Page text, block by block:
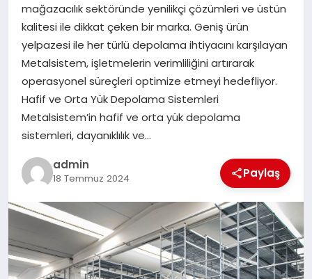
SAĞLIK
SIYASET
SPOR
TEKNOLOJI
YAŞAM
mağazacılık sektöründe yenilikçi çözümleri ve üstün
kalitesi ile dikkat çeken bir marka. Geniş ürün
yelpazesi ile her türlü depolama ihtiyacını karşılayan
Metalsistem, işletmelerin verimliliğini artırarak
operasyonel süreçleri optimize etmeyi hedefliyor.
Hafif ve Orta Yük Depolama Sistemleri
Metalsistem’in hafif ve orta yük depolama
sistemleri, dayanıklılık ve…
admin
18 Temmuz 2024 Paylaş